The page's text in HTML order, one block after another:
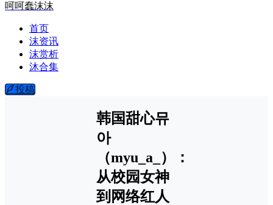
呵呵蠢沫沫
首页
沫资讯
沫赏析
沐合集
投稿
韩国甜心뮤
아
（myu_a_）：
从校园女神
到网络红人